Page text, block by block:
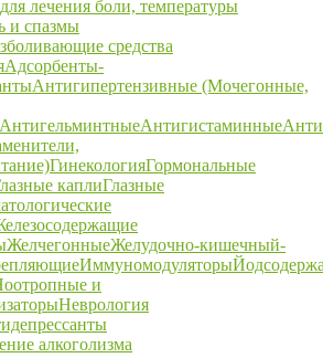
лечения боли, температуры
и спазмы
средства
Адсорбенты-
Антигипертензивные (Мочегонные,
АнтигельминтныеАнтигистаминные
ГинекологияГормональные
каплиГлазные
ЖелчегонныеЖелудочно-кишечный-
Иммуномодуляторы
и
Неврология
алкоголизма